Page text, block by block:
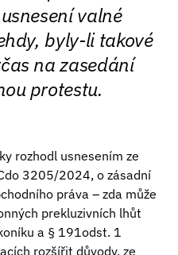
valné
byly-li takové
na zasedání
protestu.
rozhodl usnesením ze
3205/2024, o zásadní
práva – zda může
prekluzivních lhůt
a § 191odst. 1
rozšířit důvody, ze